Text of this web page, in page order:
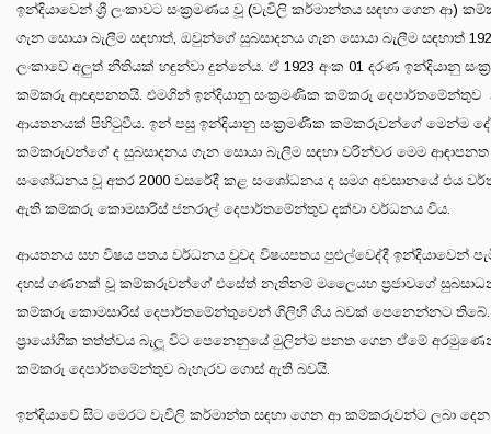
ඉන්දියාවෙන් ශ්‍රී ලංකාවට සංක්‍රමණය වූ (වැවිලි කර්මාන්තය සඳහා ගෙන ආ)
ගැන සොයා බැලීම සඳහාත්, ඔවුන්ගේ සුබසාදනය ගැන සොයා බැලීම සඳහාත්
ලංකාවේ අලුත් නීතියක් හඳුන්වා දුන්නේය. ඒ 1923 අංක 01 දරණ ඉන්දියානු
කම්කරු ආඥාපනතයි. එමගින් ඉන්දියානු සංක්‍රමණික කම්කරු
ආයතනයක් පිහිටුවීය. ඉන් පසු ඉන්දියානු සංක්‍රමණික කම්කරුවන්ගේ මෙන්ම
කම්කරුවන්ගේ ද සුබසාදනය ගැන සොයා බැලීම සඳහා වරින්වර මෙම ආඳාපනත
සංශෝධනය වූ අතර 2000 වසරේදී කළ සංශෝධනය ද සමග අවසානයේ එය
ඇති කම්කරු කොමසාරිස් ජනරාල් දෙපාර්තමේන්තුව දක්වා වර්ධනය විය.
ආයතනය සහ විෂය පතය වර්ධනය වුවද විෂයපතය පුළුල්වෙද්දී ඉන්දියාවෙන්
දහස් ගණනක් වූ කම්කරුවන්ගේ එසේත් නැතිනම් මලෛයහ ප්‍රජාවගේ
කම්කරු කොමසාරිස් දෙපාර්තමේන්තුවෙන් ගිලිහී ගිය බවක් පෙනෙන්නට
ප්‍රායෝගික තත්ත්වය බැලූ විට පෙනෙනුයේ මුලින්ම පනත ගෙන ඒමේ
කම්කරු දෙපාර්තමේන්තුව බැහැරව ගොස් ඇති බවයි.
ඉන්දියාවේ සිට මෙරට වැවිලි කර්මාන්ත සඳහා ගෙන ආ කම්කරුවන්ට ලබා